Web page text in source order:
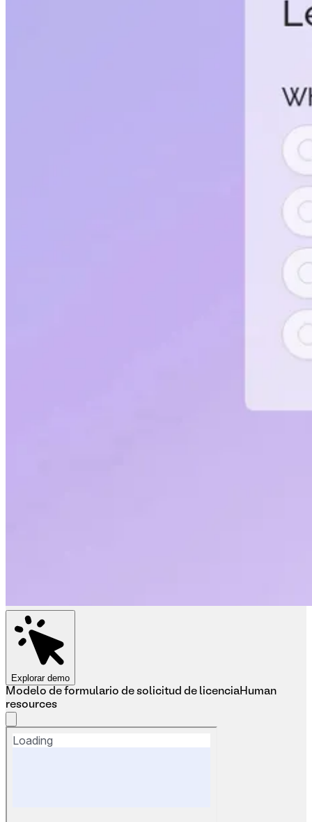
Explorar demo
Modelo de formulario de solicitud de licencia Human
resources